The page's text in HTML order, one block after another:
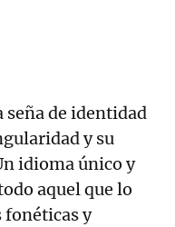
seña de identidad
y su
idioma único y
aquel que lo
fonéticas y